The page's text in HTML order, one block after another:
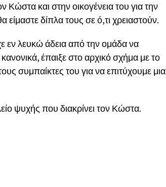
και στην οικογένεια του για την
δίπλα τους σε ό,τι χρειαστούν.
λευκώ άδεια από την ομάδα να
έπαιξε στο αρχικό σχήμα με το
συμπαίκτες του για να επιτύχουμε μια
ψυχής που διακρίνει τον Κώστα.